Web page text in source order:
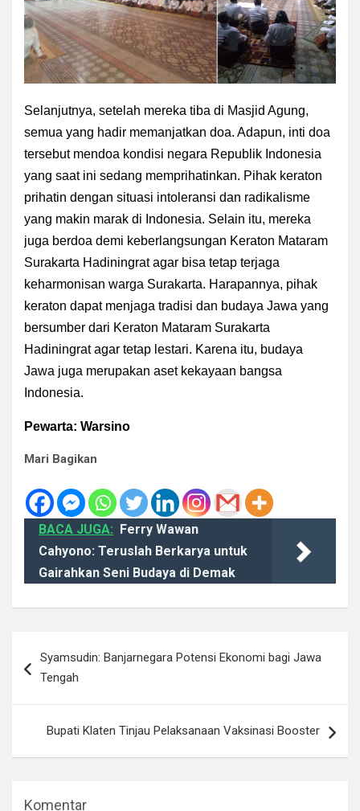
Selanjutnya, setelah mereka tiba di Masjid Agung,
semua yang hadir memanjatkan doa. Adapun, inti doa
tersebut mendoa kondisi negara Republik Indonesia
yang saat ini sedang memprihatinkan. Pihak keraton
prihatin dengan situasi intoleransi dan radikalisme
yang makin marak di Indonesia. Selain itu, mereka
juga berdoa demi keberlangsungan Keraton Mataram
Surakarta Hadiningrat agar bisa tetap terjaga
keharmonisan warga Surakarta. Harapannya, pihak
keraton dapat menjaga tradisi dan budaya Jawa yang
bersumber dari Keraton Mataram Surakarta
Hadiningrat agar tetap lestari. Karena itu, budaya
Jawa juga merupakan aset kekayaan bangsa
Indonesia.
Pewarta: Warsino
Mari Bagikan
BACA JUGA: Ferry Wawan
Cahyono: Teruslah Berkarya untuk
Gairahkan Seni Budaya di Demak
posSyamsudin: Banjarnegara Potensi Ekonomi bagi Jawa
Tengah
Bupati Klaten Tinjau Pelaksanaan Vaksinasi Booster
Komentar